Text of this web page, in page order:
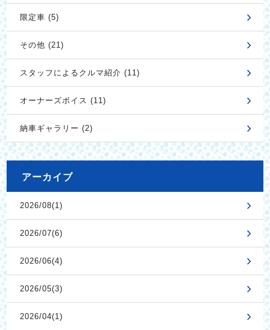
限定車 (5)
その他 (21)
スタッフによるクルマ紹介 (11)
オーナーズボイス (11)
納車ギャラリー (2)
アーカイブ
2026/08(1)
2026/07(6)
2026/06(4)
2026/05(3)
2026/04(1)